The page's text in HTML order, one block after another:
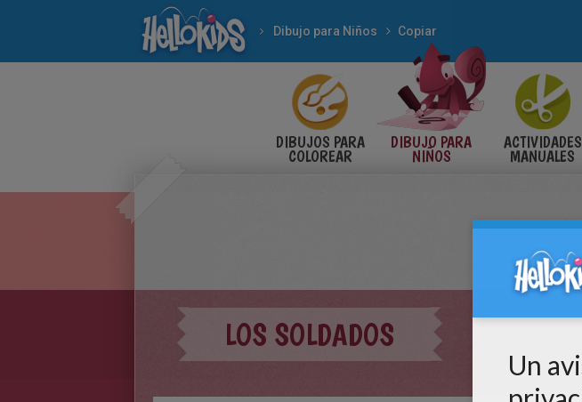
Dibujo para Niños Copiar
DIBUJOS PARA
COLOREAR
DIBUJO PARA
NIÑOS
ACTIVIDADES
MANUALES
LOS SOLDADOS